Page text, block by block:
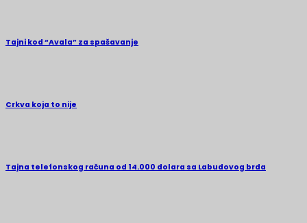
Tajni kod “Avala” za spašavanje
Crkva koja to nije
Tajna telefonskog računa od 14.000 dolara sa Labudovog brda